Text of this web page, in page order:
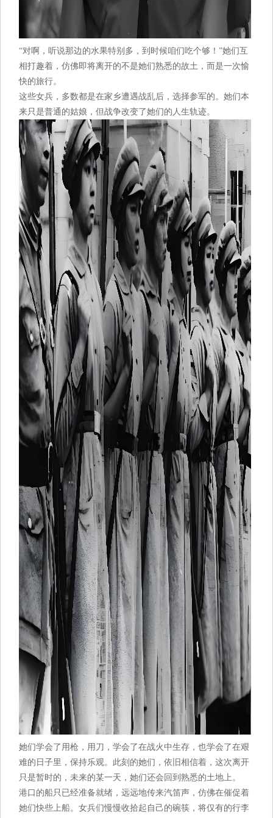
“对啊，听说那边的水果特别多，到时候咱们吃个够！”她们互
相打趣着，仿佛即将离开的不是她们熟悉的故土，而是一次愉
快的旅行。
这些女兵，多数都是在家乡遭遇战乱后，选择参军的。她们本
来只是普通的姑娘，但战争改变了她们的人生轨迹。
她们学会了用枪，用刀，学会了在战火中生存，也学会了在艰
难的日子里，保持乐观。此刻的她们，依旧相信着，这次离开
只是暂时的，未来的某一天，她们还会回到熟悉的土地上。
港口的船只已经准备就绪，远远地传来汽笛声，仿佛在催促着
她们快些上船。女兵们慢慢收拾起自己的碗筷，将仅有的行李